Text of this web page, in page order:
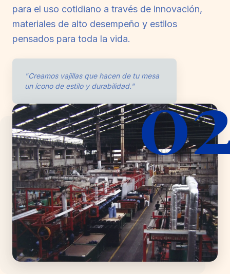
para el uso cotidiano a través de innovación,
materiales de alto desempeño y estilos
pensados para toda la vida.
"Creamos vajillas que hacen de tu mesa
un ícono de estilo y durabilidad."